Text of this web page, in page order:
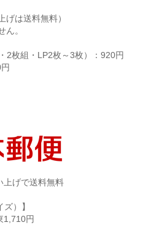
は送料無料）
。
2枚組・LP2枚～3枚）：920円
上げで送料無料
）】
1,710円